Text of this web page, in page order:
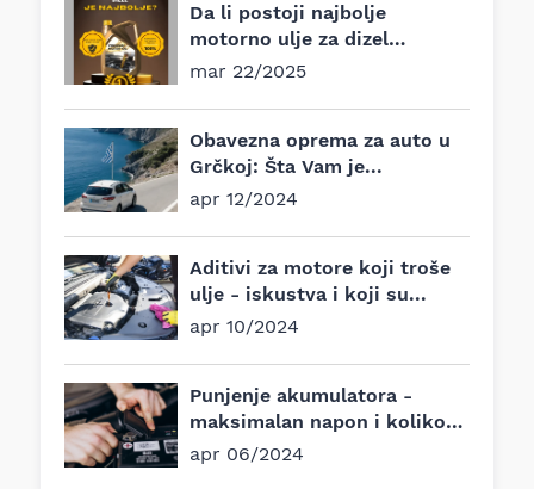
Da li postoji najbolje
motorno ulje za dizel
motore?
mar 22/2025
Obavezna oprema za auto u
Grčkoj: Šta Vam je...
apr 12/2024
Aditivi za motore koji troše
ulje - iskustva i koji su...
apr 10/2024
Punjenje akumulatora -
maksimalan napon i koliko
traje?
apr 06/2024